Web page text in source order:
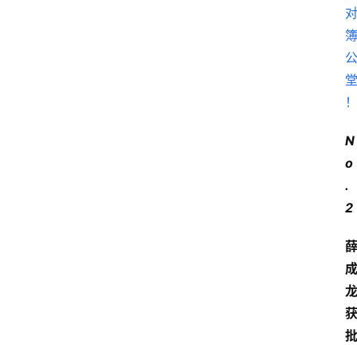
对
簿
公
堂
！
N
o
.
2
薛
成
龙
获
批